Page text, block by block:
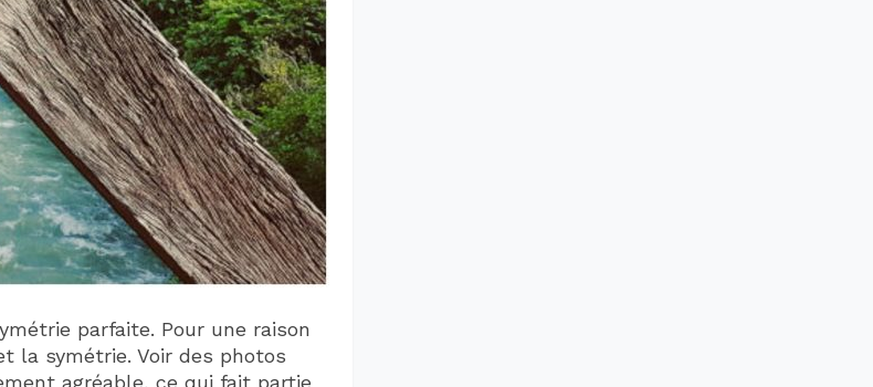
parfaite. Pour une raison
la symétrie. Voir des photos
agréable, ce qui fait partie